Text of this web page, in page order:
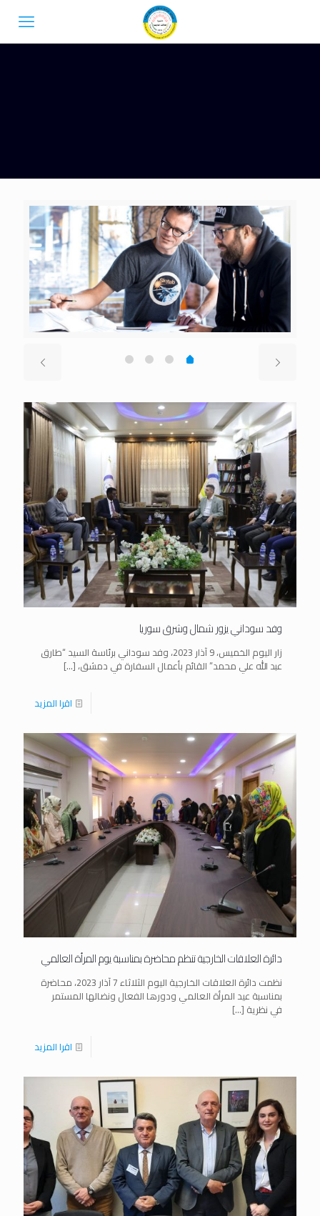
وفد سوداني يزور شمال وشرق سوريا
زار اليوم الخميس، 9 آذار 2023، وفد سوداني برئاسة السيد “طارق
عبد الله علي محمد” القائم بأعمال السفارة في دمشق،[…]
اقرا المزيد
دائرة العلاقات الخارجية تنظم محاضرة بمناسبة يوم المرأة العالمي
نظمت دائرة العلاقات الخارجية اليوم الثلاثاء 7 آذار 2023، محاضرة
بمناسبة عيد المرأة العالمي ودورها الفعال ونضالها المستمر
في نظرية […]
اقرا المزيد